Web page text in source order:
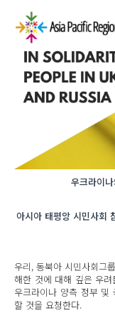
우크라이
아시아 태평앙 시민사회
우리, 동북아 시민사회그
해한 것에 대해 깊은 우
우크라이나 양측 정부 및
할 것을 요청한다.